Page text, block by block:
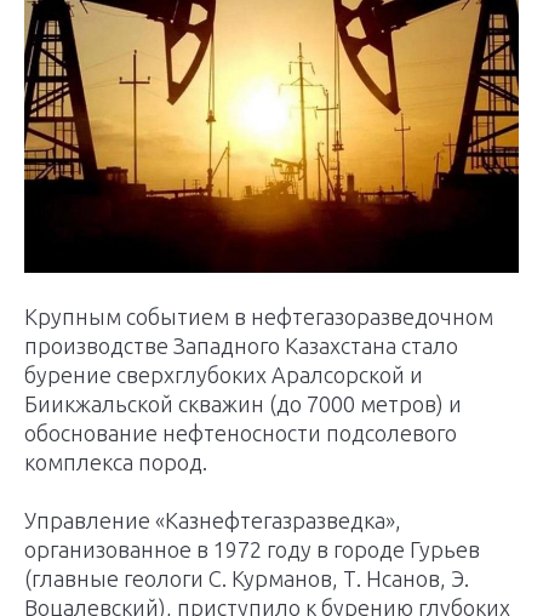
Крупным событием в нефтегазоразведочном
производстве Западного Казахстана стало
бурение сверхглубоких Аралсорской и
Биикжальской скважин (до 7000 метров) и
обоснование нефтеносности подсолевого
комплекса пород.
Управление «Казнефтегазразведка»,
организованное в 1972 году в городе Гурьев
(главные геологи С. Курманов, Т. Нсанов, Э.
Воцалевский), приступило к бурению глубоких